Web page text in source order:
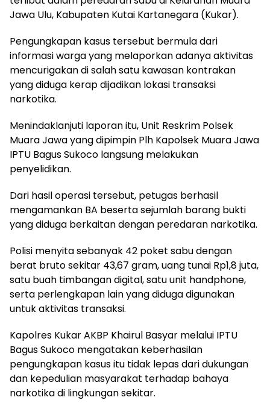
Jawa Ulu, Kabupaten Kutai Kartanegara (Kukar).
Pengungkapan kasus tersebut bermula dari
informasi warga yang melaporkan adanya aktivitas
mencurigakan di salah satu kawasan kontrakan
yang diduga kerap dijadikan lokasi transaksi
narkotika.
Menindaklanjuti laporan itu, Unit Reskrim Polsek
Muara Jawa yang dipimpin Plh Kapolsek Muara Jawa
IPTU Bagus Sukoco langsung melakukan
penyelidikan.
Dari hasil operasi tersebut, petugas berhasil
mengamankan BA beserta sejumlah barang bukti
yang diduga berkaitan dengan peredaran narkotika.
Polisi menyita sebanyak 42 poket sabu dengan
berat bruto sekitar 43,67 gram, uang tunai Rp1,8 juta,
satu buah timbangan digital, satu unit handphone,
serta perlengkapan lain yang diduga digunakan
untuk aktivitas transaksi.
Kapolres Kukar AKBP Khairul Basyar melalui IPTU
Bagus Sukoco mengatakan keberhasilan
pengungkapan kasus itu tidak lepas dari dukungan
dan kepedulian masyarakat terhadap bahaya
narkotika di lingkungan sekitar.